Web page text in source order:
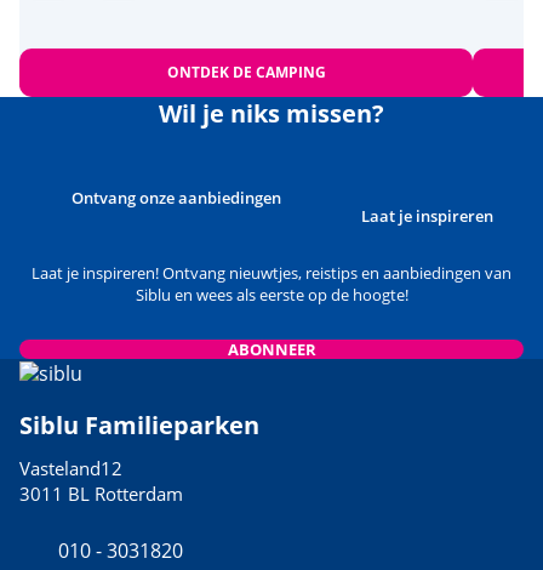
ONTDEK DE CAMPING
Wil je niks missen?
Ontvang onze aanbiedingen
Laat je inspireren
Laat je inspireren! Ontvang nieuwtjes, reistips en aanbiedingen van
Siblu en wees als eerste op de hoogte!
ABONNEER
Siblu Familieparken
Vasteland12
3011 BL Rotterdam
010 - 3031820